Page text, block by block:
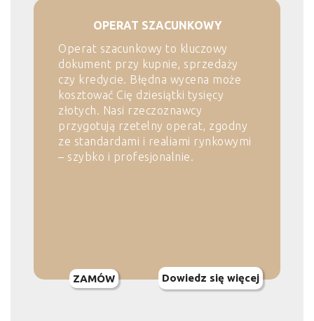
OPERAT SZACUNKOWY
Operat szacunkowy to kluczowy
dokument przy kupnie, sprzedaży
czy kredycie. Błędna wycena może
kosztować Cię dziesiątki tysięcy
złotych. Nasi rzeczoznawcy
przygotują rzetelny operat, zgodny
ze standardami i realiami rynkowymi
– szybko i profesjonalnie.
ZAMÓW Dowiedz się więcej